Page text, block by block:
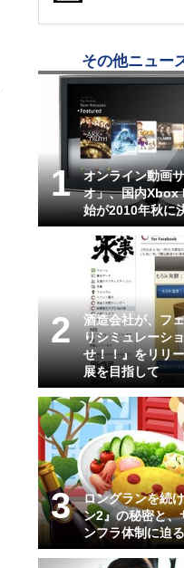
その他ニュー
オンライン動画
オ」、国内Xbox
始が2010年秋に
酒造会社が、フ
りシミュレーシ
せ！！』をリリ
展を目指して
ロングランを続
ン2』の秘密と、
ンフラ体制に迫る